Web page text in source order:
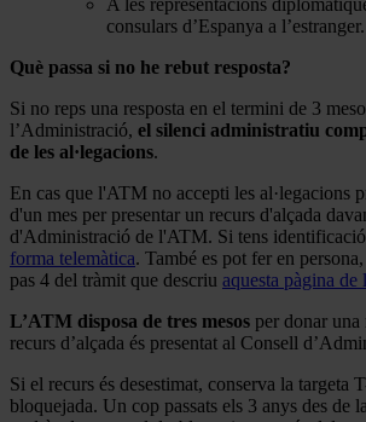
A les representacions
consulars d’Espanya a l’estranger.
Què passa si no he rebut resposta?
Si no reps una resposta en el termini de 3
l’Administració, el silenci administratiu
de les al·legacions.
En cas que l'ATM no accepti les al·legacions
d'un mes per presentar un recurs d'alçada
d'Administració de l'ATM. Si tens
forma telemàtica. També es pot fer en
pas 4 del tràmit que descriu aquesta pàgina de
L’ATM disposa de tres mesos per donar una
recurs d’alçada és presentat al Consell
Si el recurs és desestimat, conserva la targeta
bloquejada. Un cop passats els 3 anys des de